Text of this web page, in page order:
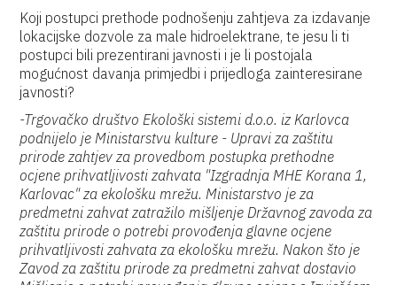
Koji postupci prethode podnošenju zahtjeva za izdavanje
lokacijske dozvole za male hidroelektrane, te jesu li ti
postupci bili prezentirani javnosti i je li postojala
mogućnost davanja primjedbi i prijedloga zainteresirane
javnosti?
-Trgovačko društvo Ekološki sistemi d.o.o. iz Karlovca
podnijelo je Ministarstvu kulture - Upravi za zaštitu
prirode zahtjev za provedbom postupka prethodne
ocjene prihvatljivosti zahvata "Izgradnja MHE Korana 1,
Karlovac" za ekološku mrežu. Ministarstvo je za
predmetni zahvat zatražilo mišljenje Državnog zavoda za
zaštitu prirode o potrebi provođenja glavne ocjene
prihvatljivosti zahvata za ekološku mrežu. Nakon što je
Zavod za zaštitu prirode za predmetni zahvat dostavio